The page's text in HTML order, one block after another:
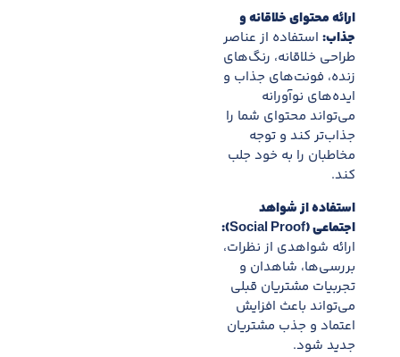
ارائه محتوای خلاقانه و
جذاب: استفاده از عناصر
طراحی خلاقانه، رنگ‌های
زنده، فونت‌های جذاب و
ایده‌های نوآورانه
می‌تواند محتوای شما را
جذاب‌تر کند و توجه
مخاطبان را به خود جلب
کند.
استفاده از شواهد
اجتماعی (Social Proof):
ارائه شواهدی از نظرات،
بررسی‌ها، شاهدان و
تجربیات مشتریان قبلی
می‌تواند باعث افزایش
اعتماد و جذب مشتریان
جدید شود.